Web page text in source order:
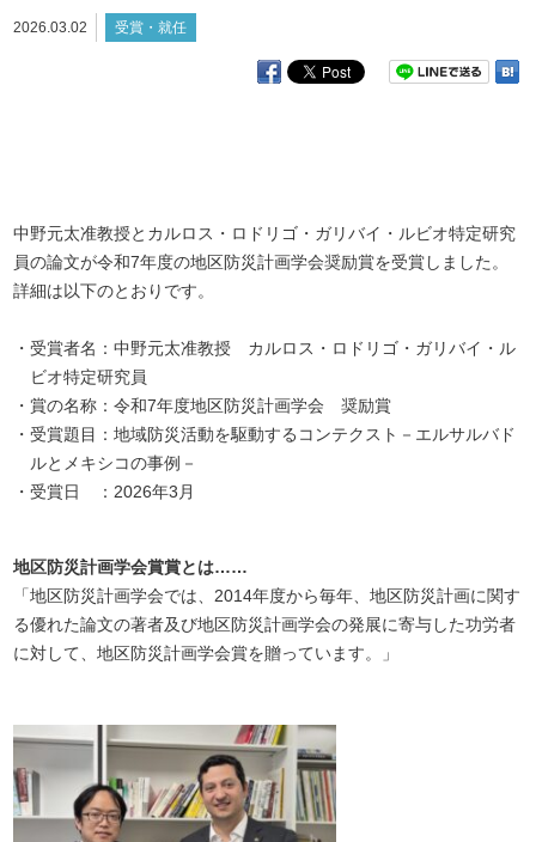
2026.03.02 受賞・就任
中野元太准教授とカルロス・ロドリゴ・ガリバイ・ルビオ特定研究
員の論文が令和7年度の地区防災計画学会奨励賞を受賞しました。
詳細は以下のとおりです。
受賞者名：中野元太准教授 カルロス・ロドリゴ・ガリバイ・ル
ビオ特定研究員
賞の名称：令和7年度地区防災計画学会 奨励賞
受賞題目：地域防災活動を駆動するコンテクスト－エルサルバド
ルとメキシコの事例－
受賞日 ：2026年3月
地区防災計画学会賞賞とは……
「地区防災計画学会では、2014年度から毎年、地区防災計画に関す
る優れた論文の著者及び地区防災計画学会の発展に寄与した功労者
に対して、地区防災計画学会賞を贈っています。」